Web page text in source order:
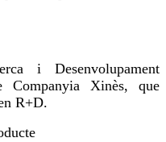
i Desenvolupament
Xinès, que
R+D.